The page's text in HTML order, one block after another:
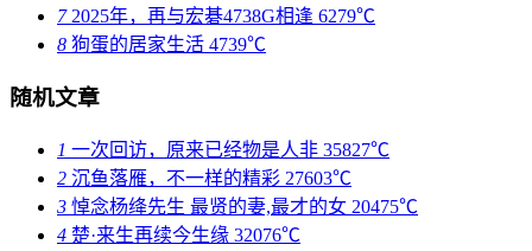
72025年，再与宏碁4738G相逢 6279℃
8 狗蛋的居家生活 4739℃
随机文章
1 一次回访，原来已经物是人非 35827℃
2 沉鱼落雁，不一样的精彩 27603℃
3 悼念杨绛先生 最贤的妻,最才的女 20475℃
4 楚·来生再续今生缘 32076℃